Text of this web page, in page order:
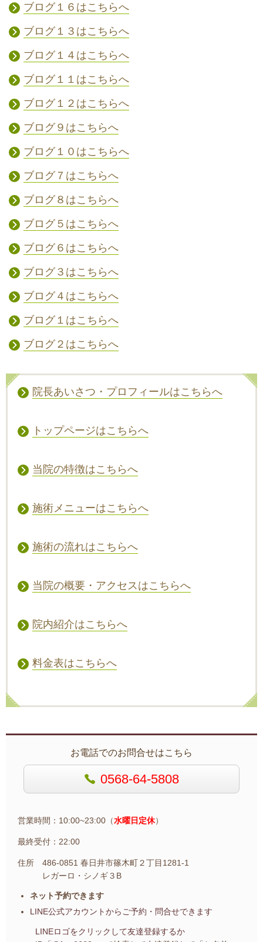
ブログ１６はこちらへ
ブログ１３はこちらへ
ブログ１４はこちらへ
ブログ１１はこちらへ
ブログ１２はこちらへ
ブログ９はこちらへ
ブログ１０はこちらへ
ブログ７はこちらへ
ブログ８はこちらへ
ブログ５はこちらへ
ブログ６はこちらへ
ブログ３はこちらへ
ブログ４はこちらへ
ブログ１はこちらへ
ブログ２はこちらへ
院長あいさつ・プロフィールはこちらへ
トップページはこちらへ
当院の特徴はこちらへ
施術メニューはこちらへ
施術の流れはこちらへ
当院の概要・アクセスはこちらへ
院内紹介はこちらへ
料金表はこちらへ
お電話でのお問合せはこちら
0568-64-5808
営業時間：10:00~23:00（水曜日定休）
最終受付：22:00
住所 486-0851 春日井市篠木町２丁目1281-1
レガーロ・シノギ３B
ネット予約できます
LINE公式アカウントから ご予約・問合せできます
LINEロゴをクリックして友達登録するか